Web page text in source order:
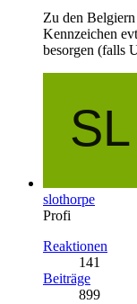
Zu den
Kennzeichen
besorgen (falls
slothorpe
Profi
Reaktionen
141
Beiträge
899